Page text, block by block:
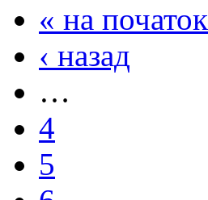
« на початок
‹ назад
…
4
5